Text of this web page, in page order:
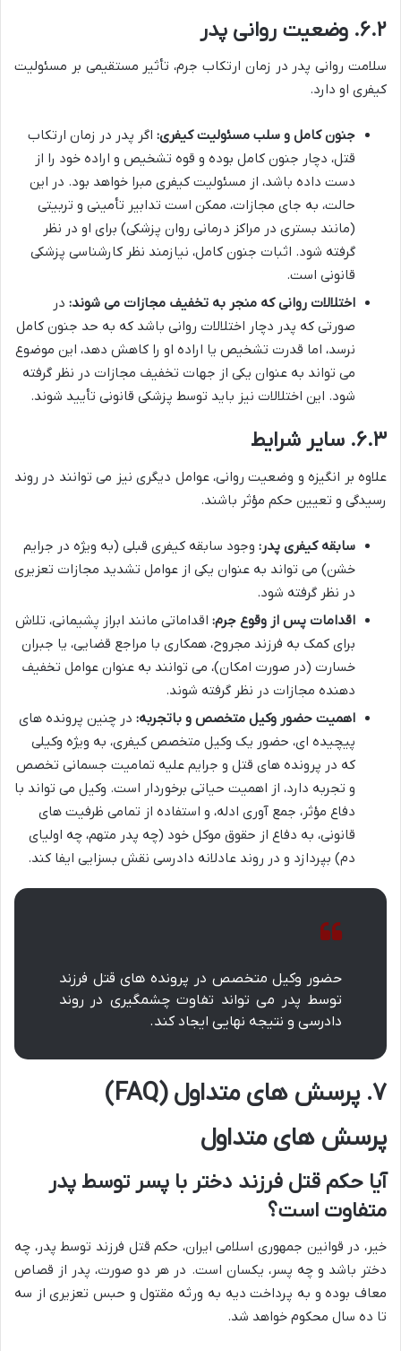
۶.۲. وضعیت روانی پدر
سلامت روانی پدر در زمان ارتکاب جرم، تأثیر مستقیمی بر مسئولیت
کیفری او دارد.
جنون کامل و سلب مسئولیت کیفری: اگر پدر در زمان ارتکاب
قتل، دچار جنون کامل بوده و قوه تشخیص و اراده خود را از
دست داده باشد، از مسئولیت کیفری مبرا خواهد بود. در این
حالت، به جای مجازات، ممکن است تدابیر تأمینی و تربیتی
(مانند بستری در مراکز درمانی روان پزشکی) برای او در نظر
گرفته شود. اثبات جنون کامل، نیازمند نظر کارشناسی پزشکی
قانونی است.
اختلالات روانی که منجر به تخفیف مجازات می شوند: در
صورتی که پدر دچار اختلالات روانی باشد که به حد جنون کامل
نرسد، اما قدرت تشخیص یا اراده او را کاهش دهد، این موضوع
می تواند به عنوان یکی از جهات تخفیف مجازات در نظر گرفته
شود. این اختلالات نیز باید توسط پزشکی قانونی تأیید شوند.
۶.۳. سایر شرایط
علاوه بر انگیزه و وضعیت روانی، عوامل دیگری نیز می توانند در روند
رسیدگی و تعیین حکم مؤثر باشند.
سابقه کیفری پدر: وجود سابقه کیفری قبلی (به ویژه در جرایم
خشن) می تواند به عنوان یکی از عوامل تشدید مجازات تعزیری
در نظر گرفته شود.
اقدامات پس از وقوع جرم: اقداماتی مانند ابراز پشیمانی، تلاش
برای کمک به فرزند مجروح، همکاری با مراجع قضایی، یا جبران
خسارت (در صورت امکان)، می توانند به عنوان عوامل تخفیف
دهنده مجازات در نظر گرفته شوند.
اهمیت حضور وکیل متخصص و باتجربه: در چنین پرونده های
پیچیده ای، حضور یک وکیل متخصص کیفری، به ویژه وکیلی
که در پرونده های قتل و جرایم علیه تمامیت جسمانی تخصص
و تجربه دارد، از اهمیت حیاتی برخوردار است. وکیل می تواند با
دفاع مؤثر، جمع آوری ادله، و استفاده از تمامی ظرفیت های
قانونی، به دفاع از حقوق موکل خود (چه پدر متهم، چه اولیای
دم) بپردازد و در روند عادلانه دادرسی نقش بسزایی ایفا کند.
حضور وکیل متخصص در پرونده های قتل فرزند
توسط پدر می تواند تفاوت چشمگیری در روند
دادرسی و نتیجه نهایی ایجاد کند.
۷. پرسش های متداول (FAQ)
پرسش های متداول
آیا حکم قتل فرزند دختر با پسر توسط پدر
متفاوت است؟
خیر، در قوانین جمهوری اسلامی ایران، حکم قتل فرزند توسط پدر، چه
دختر باشد و چه پسر، یکسان است. در هر دو صورت، پدر از قصاص
معاف بوده و به پرداخت دیه به ورثه مقتول و حبس تعزیری از سه
تا ده سال محکوم خواهد شد.